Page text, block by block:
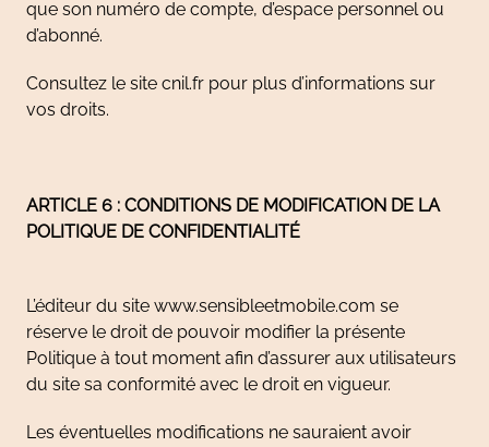
que son numéro de compte, d’espace personnel ou
d’abonné.
Consultez le site cnil.fr pour plus d’informations sur
vos droits.
ARTICLE 6 : CONDITIONS DE MODIFICATION DE LA
POLITIQUE DE CONFIDENTIALITÉ
L’éditeur du site www.sensibleetmobile.com se
réserve le droit de pouvoir modifier la présente
Politique à tout moment afin d’assurer aux utilisateurs
du site sa conformité avec le droit en vigueur.
Les éventuelles modifications ne sauraient avoir